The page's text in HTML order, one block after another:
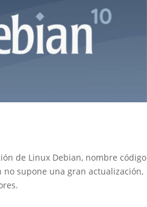
de Linux Debian, nombre código
no supone una gran actualización,